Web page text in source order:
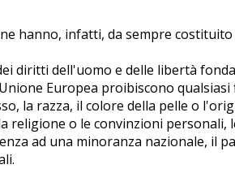
hanno, infatti, da sempre
diritti dell'uomo e delle libertà
Europea proibiscono qualsiasi
la razza, il colore della pelle o
religione o le convinzioni personali,
ad una minoranza nazionale, il